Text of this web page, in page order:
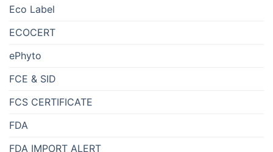
Eco Label
ECOCERT
ePhyto
FCE & SID
FCS CERTIFICATE
FDA
FDA IMPORT ALERT